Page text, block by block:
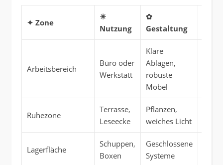
✦ Zone
☀
Nutzung
✿
Gestaltung
Arbeitsbereich
Büro oder
Werkstatt
Klare
Ablagen,
robuste
Möbel
Ruhezone
Terrasse,
Leseecke
Pflanzen,
weiches Licht
Lagerfläche
Schuppen,
Boxen
Geschlossene
Systeme